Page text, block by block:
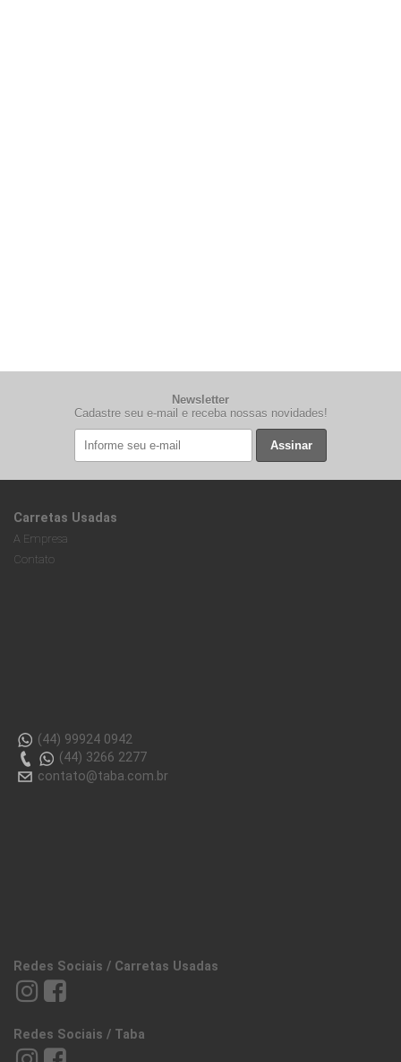
Newsletter
Cadastre seu e-mail e receba nossas novidades!
Assinar
Carretas Usadas
A Empresa
Contato
(44) 99924 0942
(44) 3266 2277
contato@taba.com.br
Redes Sociais / Carretas Usadas
Redes Sociais / Taba